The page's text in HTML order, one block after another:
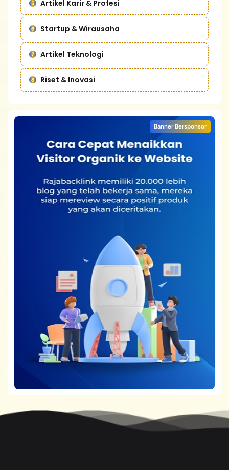
Artikel Karir & Profesi
Startup & Wirausaha
Artikel Teknologi
Riset & Inovasi
Banner Bersponsor